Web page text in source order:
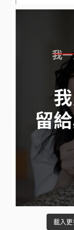
載入更